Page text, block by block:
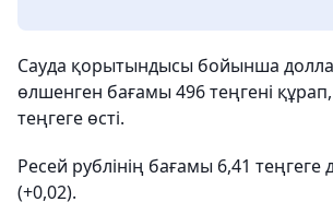
Сауда қорытындысы бойынша
өлшенген бағамы 496 теңгені
теңгеге өсті.
Ресей рублінің бағамы 6,41 теңгеге
(+0,02).